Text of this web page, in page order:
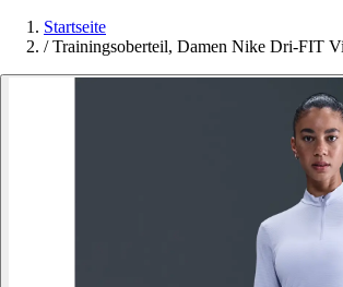
Startseite
/ Trainingsoberteil, Damen Nike Dri-FIT